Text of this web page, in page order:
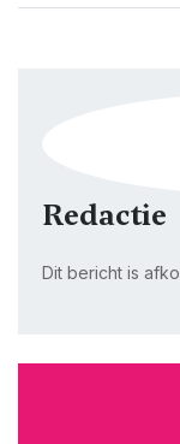
Redactie
Dit bericht is